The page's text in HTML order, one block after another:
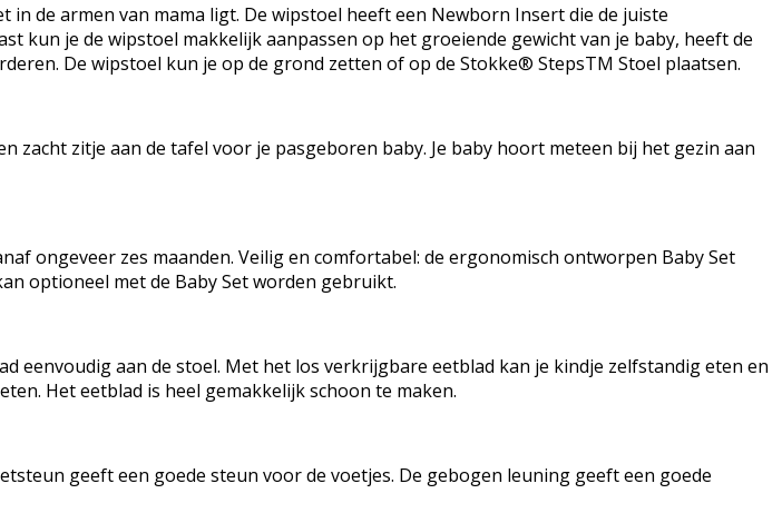
de armen van mama ligt. De wipstoel heeft een Newborn Insert die de juiste
je de wipstoel makkelijk aanpassen op het groeiende gewicht van je baby, heeft de
De wipstoel kun je op de grond zetten of op de Stokke® StepsTM Stoel plaatsen.
zacht zitje aan de tafel voor je pasgeboren baby. Je baby hoort meteen bij het gezin aan
ongeveer zes maanden. Veilig en comfortabel: de ergonomisch ontworpen Baby Set
optioneel met de Baby Set worden gebruikt.
eenvoudig aan de stoel. Met het los verkrijgbare eetblad kan je kindje zelfstandig eten en
Het eetblad is heel gemakkelijk schoon te maken.
geeft een goede steun voor de voetjes. De gebogen leuning geeft een goede